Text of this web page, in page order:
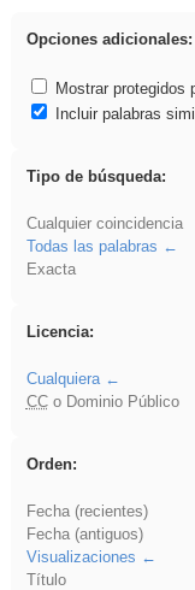
Opciones adicionales:
Mostrar protegidos
Incluir palabras
Tipo de búsqueda:
Cualquier coincidencia
Todas las palabras
Exacta
Licencia:
Cualquiera
CCo Dominio Público
Orden:
Fecha (recientes)
Fecha (antiguos)
Visualizaciones
Título